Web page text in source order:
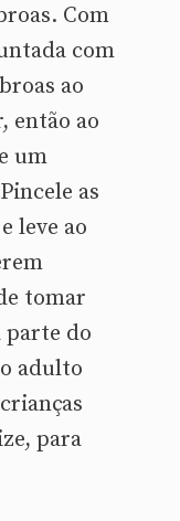
Com
com
ao
então ao
um
as
leve ao
tomar
parte do
adulto
para